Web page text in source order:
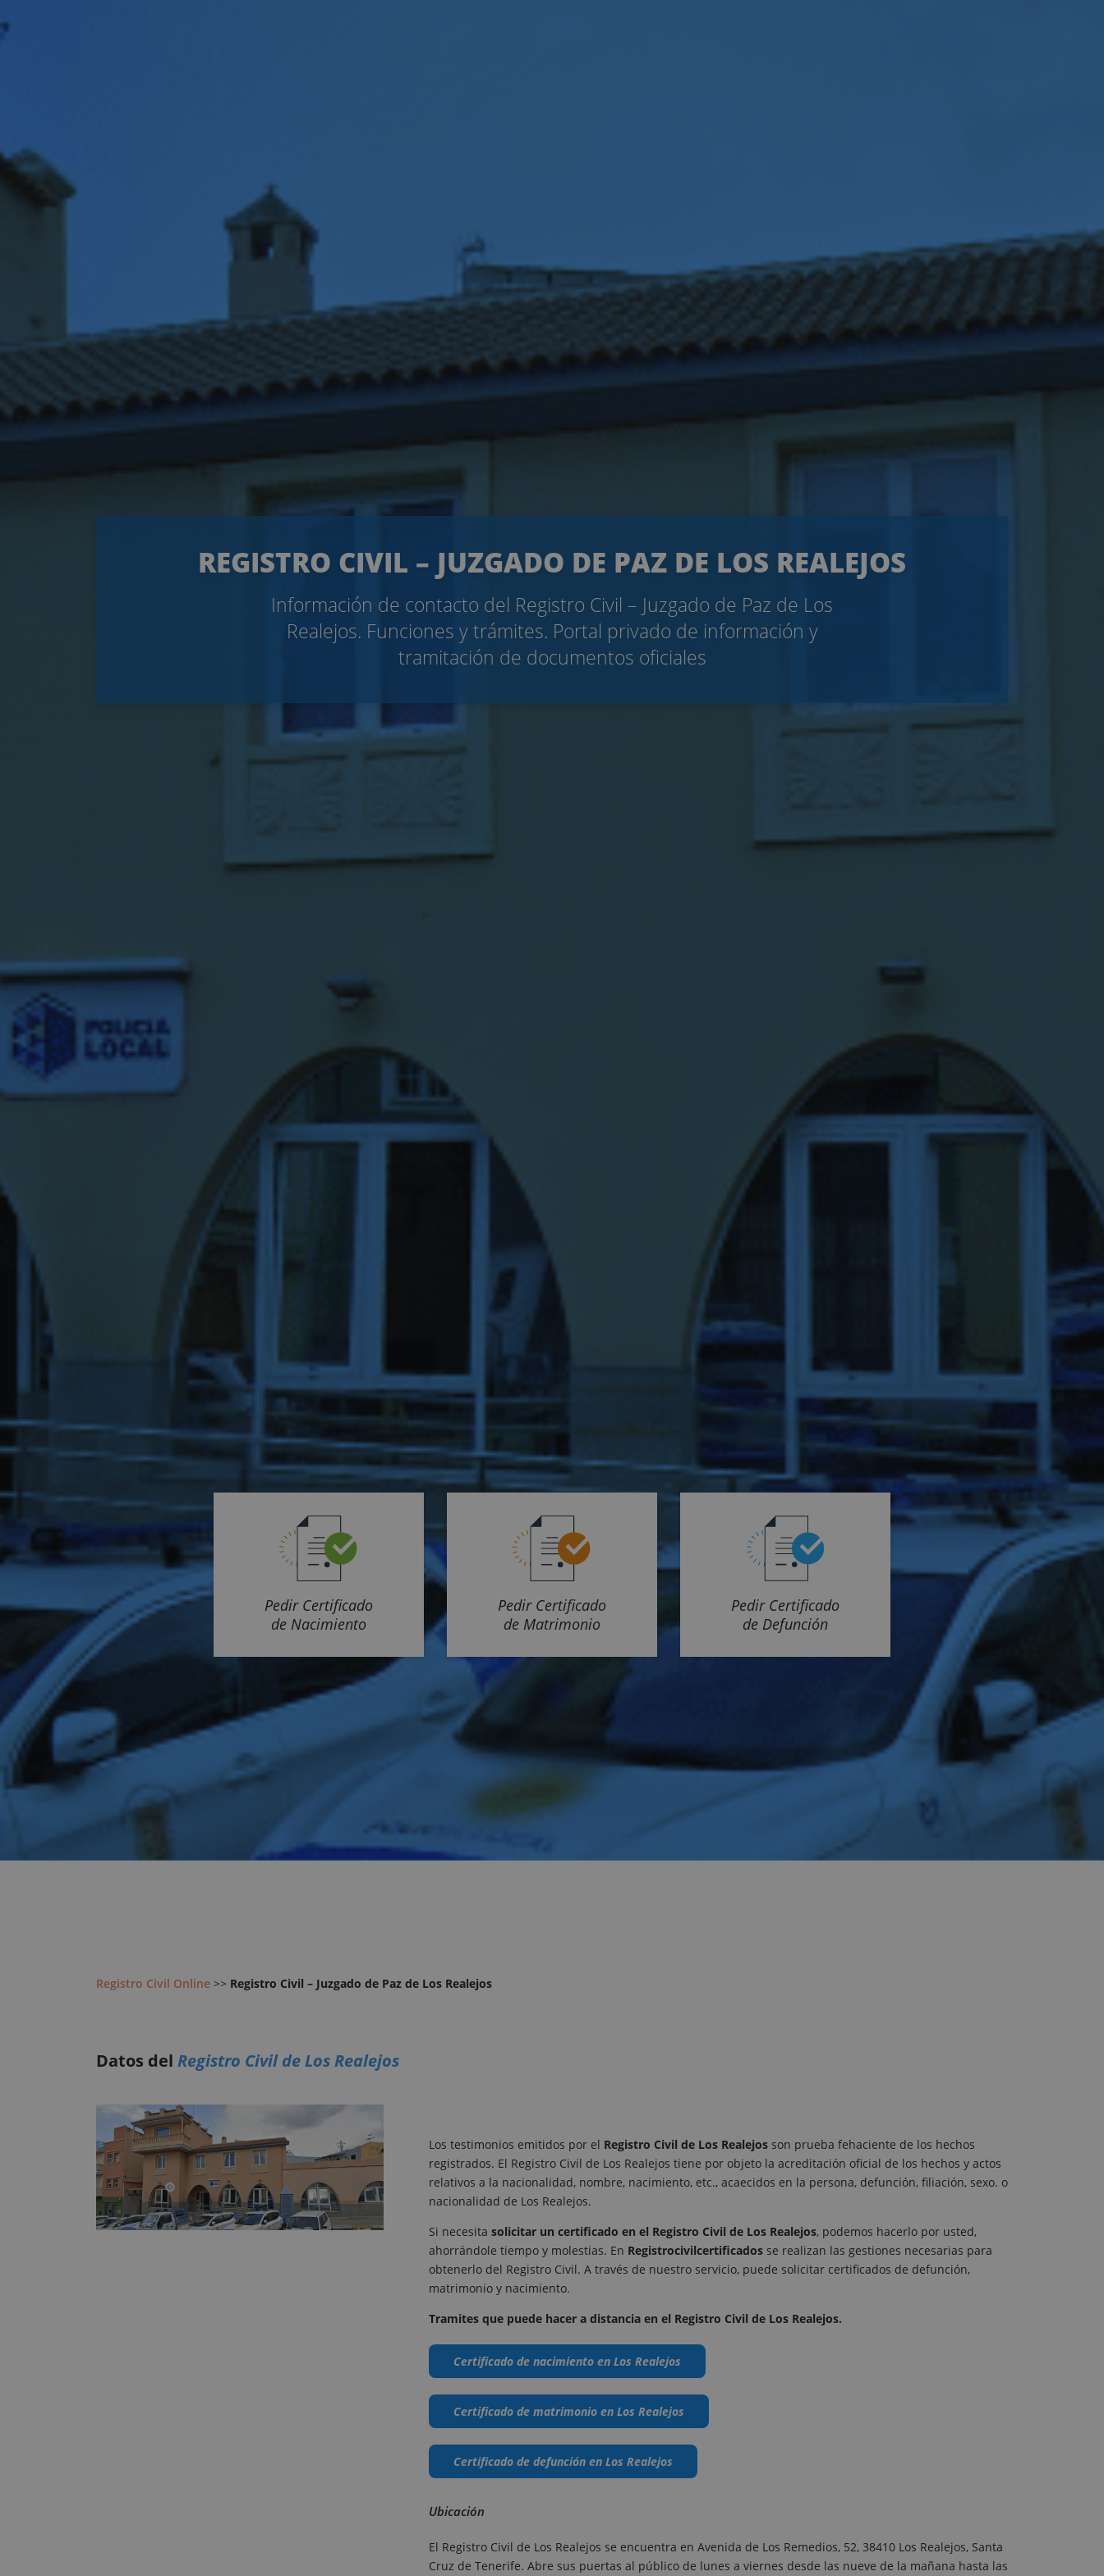
REGISTRO CIVIL – JUZGADO DE PAZ DE LOS REALEJOS
Información de contacto del Registro Civil – Juzgado de Paz de Los
Realejos. Funciones y trámites. Portal privado de información y
tramitación de documentos oficiales
Pedir Certificado
de Nacimiento
Pedir Certificado
de Matrimonio
Pedir Certificado
de Defunción
Registro Civil Online >> Registro Civil – Juzgado de Paz de Los Realejos
Datos del Registro Civil de Los Realejos
Los testimonios emitidos por el Registro Civil de Los Realejos son prueba fehaciente de los hechos
registrados. El Registro Civil de Los Realejos tiene por objeto la acreditación oficial de los hechos y actos
relativos a la nacionalidad, nombre, nacimiento, etc., acaecidos en la persona, defunción, filiación, sexo. o
nacionalidad de Los Realejos.
Si necesita solicitar un certificado en el Registro Civil de Los Realejos, podemos hacerlo por usted,
ahorrándole tiempo y molestias. En Registrocivilcertificados se realizan las gestiones necesarias para
obtenerlo del Registro Civil. A través de nuestro servicio, puede solicitar certificados de defunción,
matrimonio y nacimiento.
Tramites que puede hacer a distancia en el Registro Civil de Los Realejos.
Certificado de nacimiento en Los Realejos
Certificado de matrimonio en Los Realejos
Certificado de defunción en Los Realejos
Ubicación
El Registro Civil de Los Realejos se encuentra en Avenida de Los Remedios, 52, 38410 Los Realejos, Santa
Cruz de Tenerife. Abre sus puertas al público de lunes a viernes desde las nueve de la mañana hasta las